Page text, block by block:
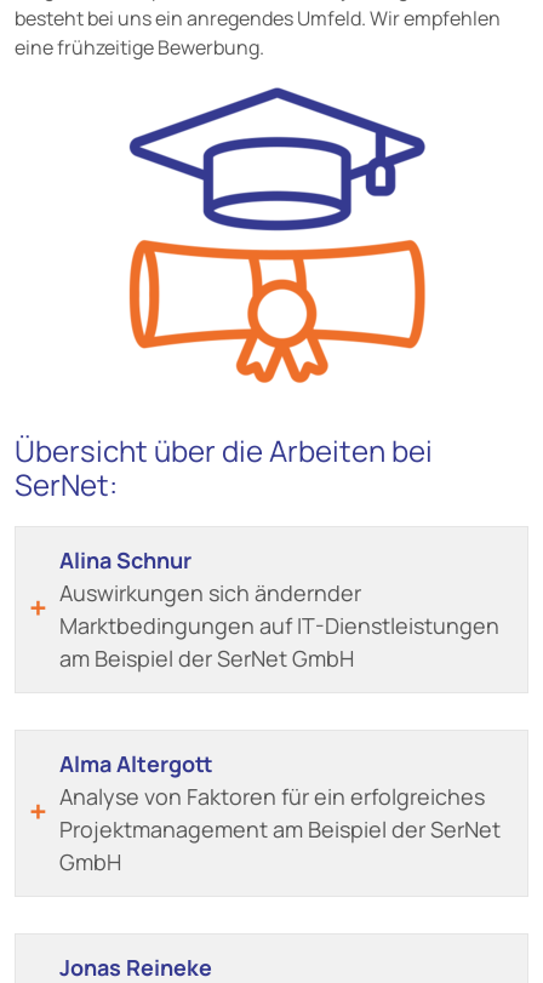
besteht bei uns ein anregendes Umfeld. Wir empfehlen
eine frühzeitige Bewerbung.
Übersicht über die Arbeiten bei
SerNet:
Alina Schnur
Auswirkungen sich ändernder
Marktbedingungen auf IT-Dienstleistungen
am Beispiel der SerNet GmbH
Alma Altergott
Analyse von Faktoren für ein erfolgreiches
Projektmanagement am Beispiel der SerNet
GmbH
Jonas Reineke